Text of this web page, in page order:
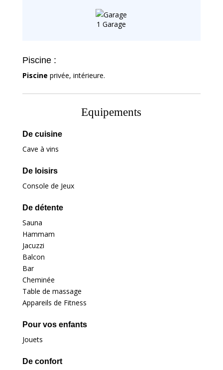
1 Garage
Piscine :
Piscine privée, intérieure.
Equipements
De cuisine
Cave à vins
De loisirs
Console de Jeux
De détente
Sauna
Hammam
Jacuzzi
Balcon
Bar
Cheminée
Table de massage
Appareils de Fitness
Pour vos enfants
Jouets
De confort